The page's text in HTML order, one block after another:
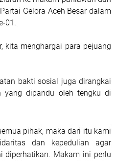
Gelora Aceh Besar dalam
01.
kita menghargai para pejuang
bakti sosial juga dirangkai
yang dipandu oleh tengku di
pihak, maka dari itu kami
dan kepedulian agar
diperhatikan. Makam ini perlu